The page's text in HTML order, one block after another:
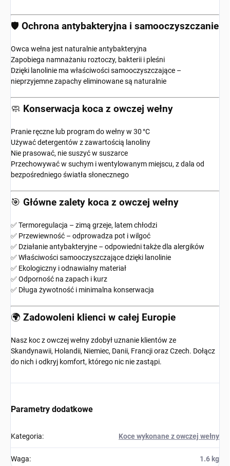
🛡️ Ochrona antybakteryjna i samooczyszczanie
Owca wełna jest naturalnie antybakteryjna
Zapobiega namnażaniu roztoczy, bakterii i pleśni
Dzięki lanolinie ma właściwości samooczyszczające –
nieprzyjemne zapachy eliminowane są naturalnie
🧼 Konserwacja koca z owczej wełny
Pranie ręczne lub program do wełny w 30 °C
Używać detergentów z zawartością lanoliny
Nie prasować, nie suszyć w suszarce
Przechowywać w suchym i wentylowanym miejscu, z dala od
bezpośredniego światła słonecznego
🎯 Główne zalety koca z owczej wełny
✅ Termoregulacja – zimą grzeje, latem chłodzi
✅ Przewiewność – odprowadza pot i wilgoć
✅ Działanie antybakteryjne – odpowiedni także dla alergików
✅ Właściwości samooczyszczające dzięki lanolinie
✅ Ekologiczny i odnawialny materiał
✅ Odporność na zapach i kurz
✅ Długa żywotność i minimalna konserwacja
🌍 Zadowoleni klienci w całej Europie
Nasz koc z owczej wełny zdobył uznanie klientów ze
Skandynawii, Holandii, Niemiec, Danii, Francji oraz Czech. Dołącz
do nich i odkryj komfort, którego nic nie zastąpi.
Parametry dodatkowe
Kategoria: Koce wykonane z owczej wełny
Waga: 1.6 kg